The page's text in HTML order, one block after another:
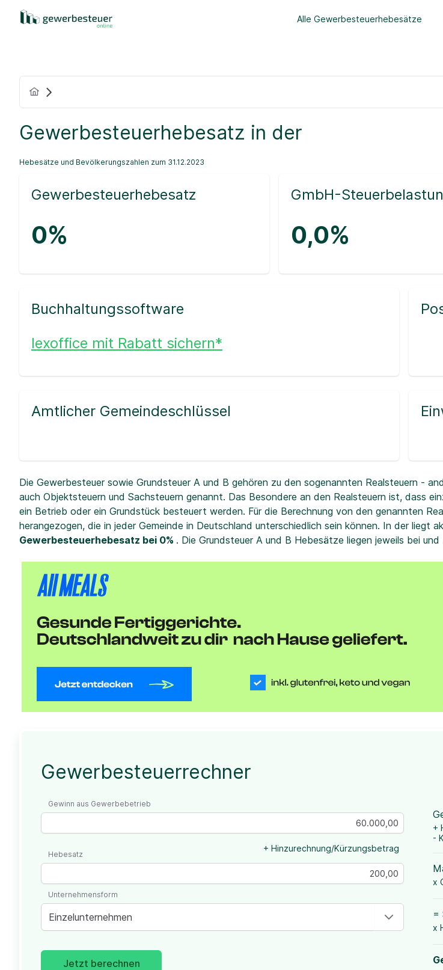
Alle Gewerbesteuerhebesätze
Gewerbesteuerhebesatz in der
Hebesätze und Bevölkerungszahlen zum 31.12.2023
Gewerbesteuerhebesatz
0%
GmbH-
0,0%
Buchhaltungssoftware
lexoffice mit Rabatt sichern*
Amtlicher Gemeindeschlüssel
Die Gewerbesteuer sowie Grundsteuer A und B gehören zu den sogenannten Realsteuern -
auch Objektsteuern und Sachsteuern genannt. Das Besondere an den Realsteuern ist, dass
ein Betrieb oder ein Grundstück besteuert werden. Für die Berechnung von den genannten
herangezogen, die in jeder Gemeinde in Deutschland unterschiedlich sein können. In der liegt
Gewerbesteuerhebesatz bei 0% . Die Grundsteuer A und B Hebesätze liegen jeweils bei und
Gewerbesteuerrechner
Gewinn aus Gewerbebetrieb
+ Hinzurechnung/Kürzungsbetrag
Hebesatz
Einzelunternehmen
Unternehmensform
Jetzt berechnen
+
-
x
=
x